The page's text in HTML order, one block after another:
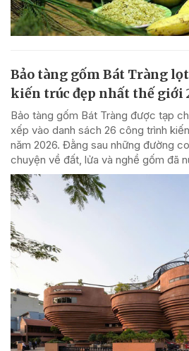
Bảo tàng gốm Bát Tràng
kiến trúc đẹp nhất thế giới
Bảo tàng gốm Bát Tràng được tạp
xếp vào danh sách 26 công trình
năm 2026. Đằng sau những đường
chuyện về đất, lửa và nghề gốm đã